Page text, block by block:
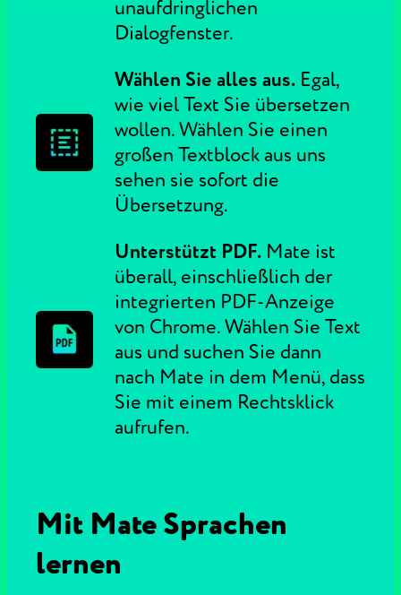
unaufdringlichen
Dialogfenster.
Wählen Sie alles aus. Egal,
wie viel Text Sie übersetzen
wollen. Wählen Sie einen
großen Textblock aus uns
sehen sie sofort die
Übersetzung.
Unterstützt PDF. Mate ist
überall, einschließlich der
integrierten PDF-Anzeige
von Chrome. Wählen Sie Text
aus und suchen Sie dann
nach Mate in dem Menü, dass
Sie mit einem Rechtsklick
aufrufen.
Mit Mate Sprachen
lernen